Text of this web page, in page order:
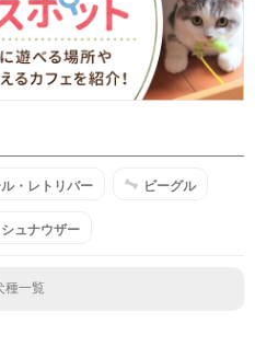
・レトリバー ビーグル
ュナウザー
種一覧